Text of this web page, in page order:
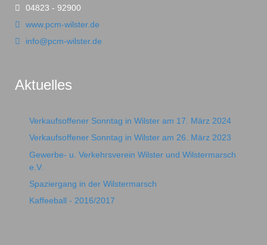
04823 - 92900
www.pcm-wilster.de
info@pcm-wilster.de
Aktuelles
Verkaufsoffener Sonntag in Wilster am 17. März 2024
Verkaufsoffener Sonntag in Wilster am 26. März 2023
Gewerbe- u. Verkehrsverein Wilster und Wilstermarsch
e.V.
Spaziergang in der Wilstermarsch
Kaffeeball - 2016/2017